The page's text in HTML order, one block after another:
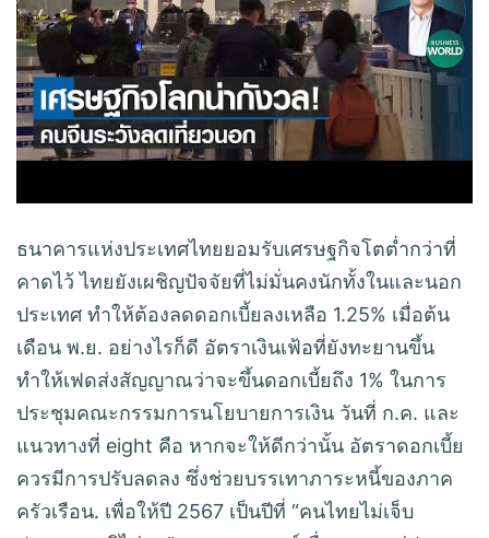
ธนาคารแห่งประเทศไทยยอมรับเศรษฐกิจโตต่ำกว่าที่
คาดไว้ ไทยยังเผชิญปัจจัยที่ไม่มั่นคงนักทั้งในและนอก
ประเทศ ทำให้ต้องลดดอกเบี้ยลงเหลือ 1.25% เมื่อต้น
เดือน พ.ย. อย่างไรก็ดี อัตราเงินเฟ้อที่ยังทะยานขึ้น
ทำให้เฟดส่งสัญญาณว่าจะขึ้นดอกเบี้ยถึง 1% ในการ
ประชุมคณะกรรมการนโยบายการเงิน วันที่ ก.ค. และ
แนวทางที่ eight คือ หากจะให้ดีกว่านั้น อัตราดอกเบี้ย
ควรมีการปรับลดลง ซึ่งช่วยบรรเทาภาระหนี้ของภาค
ครัวเรือน. เพื่อให้ปี 2567 เป็นปีที่ “คนไทยไม่เจ็บ